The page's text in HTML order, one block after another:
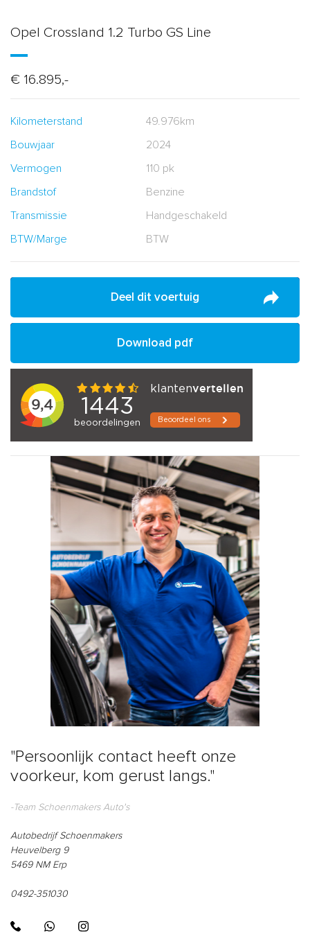
Opel Crossland 1.2 Turbo GS Line
€ 16.895,-
Kilometerstand
49.976km
Bouwjaar
2024
Vermogen
110 pk
Brandstof
Benzine
Transmissie
Handgeschakeld
BTW/Marge
BTW
Deel dit voertuig
Download pdf
"Persoonlijk contact heeft onze
voorkeur, kom gerust langs."
-Team Schoenmakers Auto's
Autobedrijf Schoenmakers
Heuvelberg 9
5469 NM Erp
0492-351030